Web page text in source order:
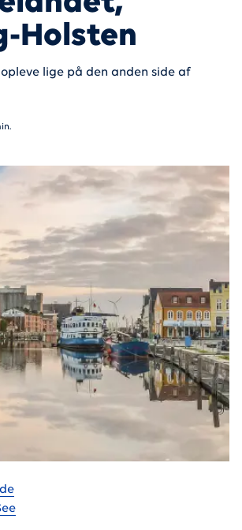
Holsten
lige på den anden side af